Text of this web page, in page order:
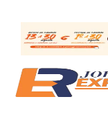
conteúdo